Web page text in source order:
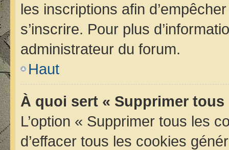
les inscriptions afin
s’inscrire. Pour plus
administrateur du forum.
Haut
À quoi sert « Supprimer
L’option « Supprimer tous les
d’effacer tous les cookies